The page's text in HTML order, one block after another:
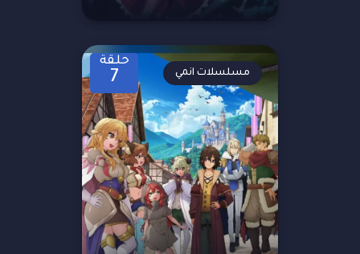
حلقة
7 مسلسلات انمي